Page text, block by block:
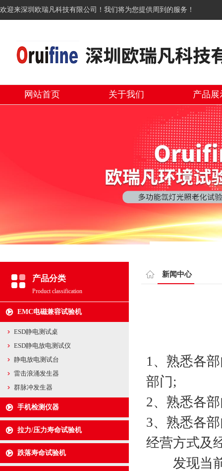
欢迎来深圳欧瑞凡科技有限公司！我们将为您提供周到的服务！
网站首页 关于我们 产品展
产品分类
Product classification
EMC电磁兼容试验机
ESD静电测试桌
ESD静电放电测试仪
静电放电测试台
雷击浪涌发生器
群脉冲发生器
手机检测仪器
拉力/压力寿命试验机
跌落寿命试验机
新闻中心
1、熟悉各
部门;
2、熟悉各
3、熟悉各
经营方式及
发现当前